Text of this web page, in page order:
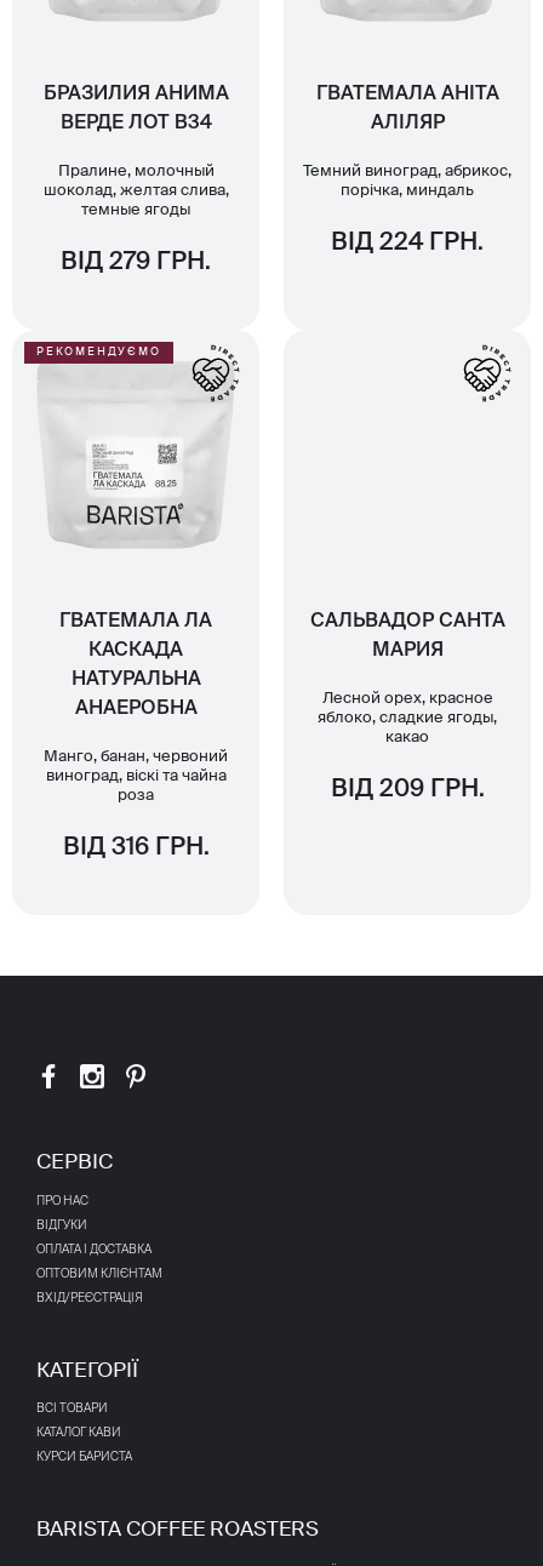
БРАЗИЛИЯ АНИМА
ВЕРДЕ ЛОТ B34
Пралине, молочный
шоколад, желтая слива,
темные ягоды
ВІД 279 ГРН.
ГВАТЕМАЛА АНІТА
АЛІЛЯР
Темний виноград, абрикос,
порічка, миндаль
ВІД 224 ГРН.
РЕКОМЕНДУЄМО
ГВАТЕМАЛА ЛА
КАСКАДА
НАТУРАЛЬНА
АНАЕРОБНА
Манго, банан, червоний
виноград, віскі та чайна
роза
ВІД 316 ГРН.
САЛЬВАДОР САНТА
МАРИЯ
Лесной орех, красное
яблоко, сладкие ягоды,
какао
ВІД 209 ГРН.
СЕРВІС
ПРО НАС
ВІДГУКИ
ОПЛАТА І ДОСТАВКА
ОПТОВИМ КЛІЄНТАМ
ВХІД/РЕЄСТРАЦІЯ
КАТЕГОРІЇ
ВСІ ТОВАРИ
КАТАЛОГ КАВИ
КУРСИ БАРИСТА
BARISTA COFFEE ROASTERS